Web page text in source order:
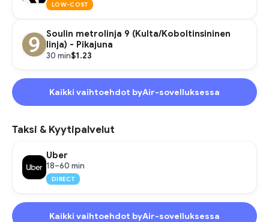
LOW-COST
Soulin metrolinja 9 (Kulta/Koboltinsininen
linja) - Pikajuna
30 min$1.23
Kaikki vaihtoehdot byAir-sovelluksessa
Taksi & Kyytipalvelut
Uber
18–60 min
DIRECT
Kaikki vaihtoehdot byAir-sovelluksessa